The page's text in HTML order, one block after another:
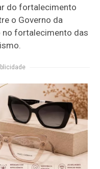
do fortalecimento
o Governo da
no fortalecimento das